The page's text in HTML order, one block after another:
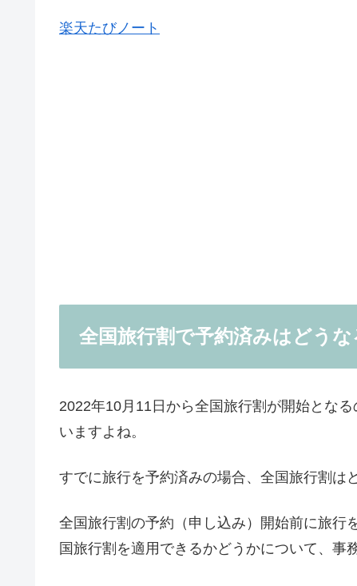
楽天たびノート
全国旅行割で予約済みはどうな
2022年10月11日から全国旅行割が開始とな
いますよね。
すでに旅行を予約済みの場合、全国旅行割は
全国旅行割の予約（申し込み）開始前に旅行
国旅行割を適用できるかどうかについて、事